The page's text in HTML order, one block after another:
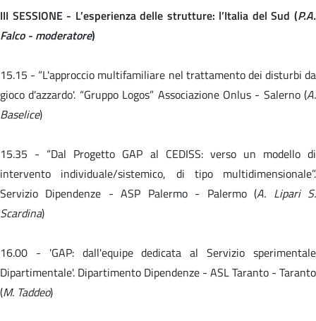
III SESSIONE - L’esperienza delle strutture: l’Italia del Sud (P.A.
Falco - moderatore)
15.15 - “L'approccio multifamiliare nel trattamento dei disturbi da
gioco d'azzardo'. “Gruppo Logos” Associazione Onlus - Salerno (A.
Baselice)
15.35 - “Dal Progetto GAP al CEDISS: verso un modello di
intervento individuale/sistemico, di tipo multidimensionale”.
Servizio Dipendenze - ASP Palermo - Palermo (A. Lipari S.
Scardina)
16.00 - 'GAP: dall'equipe dedicata al Servizio sperimentale
Dipartimentale'. Dipartimento Dipendenze - ASL Taranto - Taranto
(M. Taddeo)